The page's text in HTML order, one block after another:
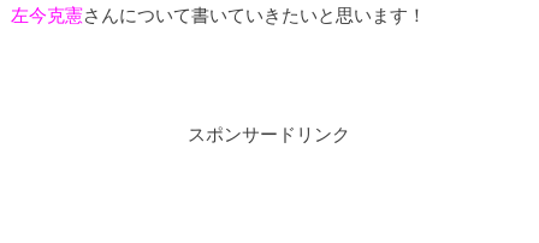
左今克憲さんについて書いていきたいと思います！
スポンサードリンク